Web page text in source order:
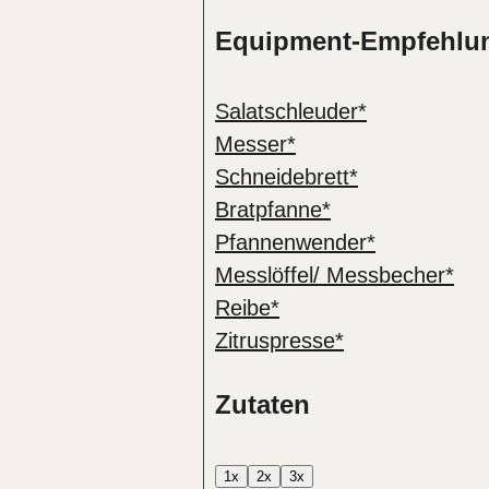
Equipment-
Salatschleuder*
Messer*
Schneidebrett*
Bratpfanne*
Pfannenwender*
Messlöffel/ Messbecher*
Reibe*
Zitruspresse*
Zutaten
1x 2x 3x